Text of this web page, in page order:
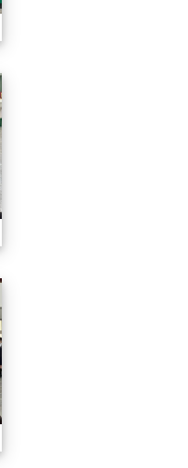
2026/01/07會考誓師活
2026/01/07會考誓師活